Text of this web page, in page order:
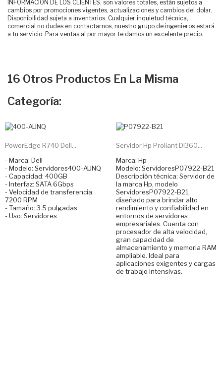
INFORMACIÓN DE LOS CLIENTES. son valores totales, están sujetos a
cambios por promociones vigentes, actualizaciones y cambios del dolar.
Disponibilidad sujeta a inventarios. Cualquier inquietud técnica,
comercial no dudes en contactarnos, nuestro grupo de ingenieros estará
a tu servicio. Para ventas al por mayor te damos un excelente precio.
16 Otros Productos En La Misma
Categoría:
PowerEdge R740 Dell...
- Marca: Dell
- Modelo: Servidores400-AUNQ
- Capacidad: 400GB
- Interfaz: SATA 6Gbps
- Velocidad de transferencia:
7200 RPM
- Tamaño: 3.5 pulgadas
- Uso: Servidores
Servidor Hp Proliant Dl360...
Marca: Hp
Modelo: ServidoresP07922-B21
Descripción técnica: Servidor de
la marca Hp, modelo
ServidoresP07922-B21,
diseñado para brindar alto
rendimiento y confiabilidad en
entornos de servidores
empresariales. Cuenta con
procesador de alta velocidad,
gran capacidad de
almacenamiento y memoria RAM
ampliable. Ideal para
aplicaciones exigentes y cargas
de trabajo intensivas.